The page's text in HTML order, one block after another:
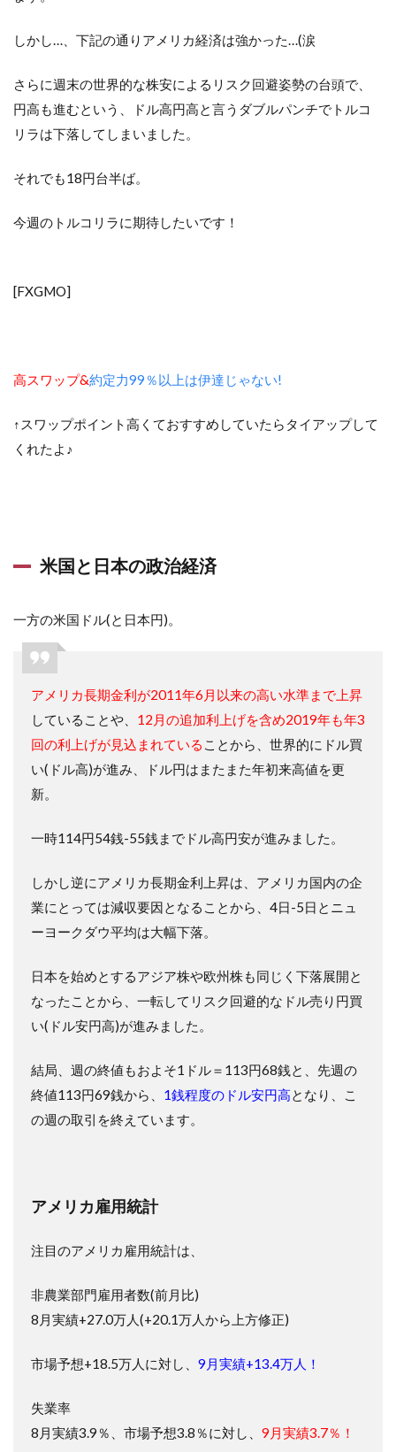
しかし…、下記の通りアメリカ経済は強かった…(涙
さらに週末の世界的な株安によるリスク回避姿勢の台頭で、
円高も進むという、ドル高円高と言うダブルパンチでトルコ
リラは下落してしまいました。
それでも18円台半ば。
今週のトルコリラに期待したいです！
[FXGMO]
高スワップ&約定力99％以上は伊達じゃない!
↑スワップポイント高くておすすめしていたらタイアップして
くれたよ♪
米国と日本の政治経済
一方の米国ドル(と日本円)。
アメリカ長期金利が2011年6月以来の高い水準まで上昇
していることや、 12月の追加利上げを含め2019年も年3
回の利上げが見込まれている ことから、世界的にドル買
い(ドル高)が進み、ドル円はまたまた年初来高値を更
新。
一時114円54銭-55銭までドル高円安が進みました。
しかし逆にアメリカ長期金利上昇は、アメリカ国内の企
業にとっては減収要因となることから、4日-5日とニュ
ーヨークダウ平均は大幅下落。
日本を始めとするアジア株や欧州株も同じく下落展開と
なったことから、一転してリスク回避的なドル売り円買
い(ドル安円高)が進みました。
結局、週の終値もおよそ1ドル＝113円68銭と、先週の
終値113円69銭から、 1銭程度のドル安円高となり、こ
の週の取引を終えています。
アメリカ雇用統計
注目のアメリカ雇用統計は、
非農業部門雇用者数(前月比)
8月実績+27.0万人(+20.1万人から上方修正)
市場予想+18.5万人に対し、 9月実績+13.4万人！
失業率
8月実績3.9％、市場予想3.8％に対し、 9月実績3.7％！